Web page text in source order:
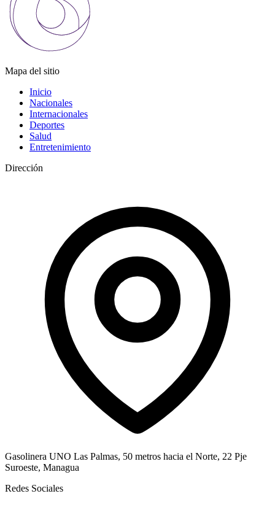
Mapa del sitio
Inicio
Nacionales
Internacionales
Deportes
Salud
Entretenimiento
Dirección
Gasolinera UNO Las Palmas, 50 metros hacia el Norte, 22 Pje
Suroeste, Managua
Redes Sociales